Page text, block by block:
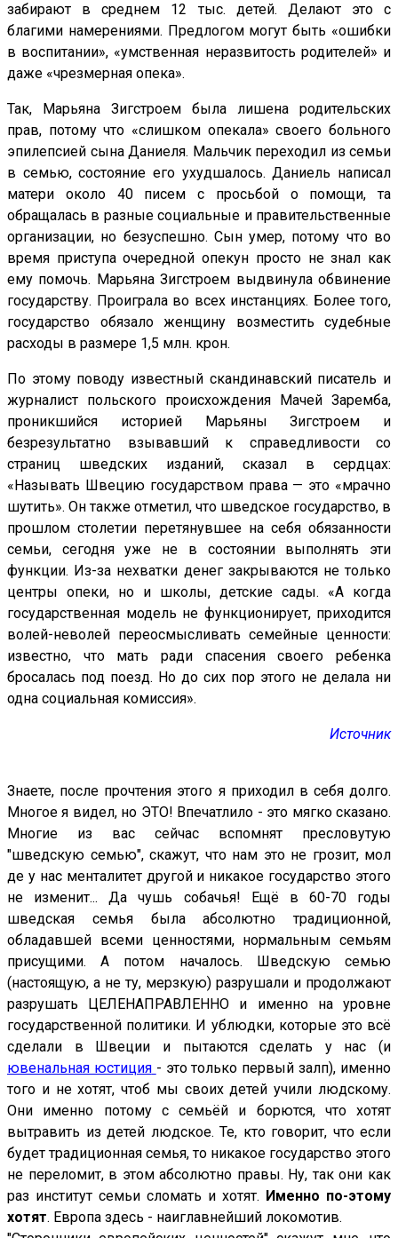
забирают в среднем 12 тыс. детей. Делают это с
благими намерениями. Предлогом могут быть «ошибки
в воспитании», «умственная неразвитость родителей» и
даже «чрезмерная опека».
Так, Марьяна Зигстроем была лишена родительских
прав, потому что «слишком опекала» своего больного
эпилепсией сына Даниеля. Мальчик переходил из семьи
в семью, состояние его ухудшалось. Даниель написал
матери около 40 писем с просьбой о помощи, та
обращалась в разные социальные и правительственные
организации, но безуспешно. Сын умер, потому что во
время приступа очередной опекун просто не знал как
ему помочь. Марьяна Зигстроем выдвинула обвинение
государству. Проиграла во всех инстанциях. Более того,
государство обязало женщину возместить судебные
расходы в размере 1,5 млн. крон.
По этому поводу известный скандинавский писатель и
журналист польского происхождения Мачей Заремба,
проникшийся историей Марьяны Зигстроем и
безрезультатно взывавший к справедливости со
страниц шведских изданий, сказал в сердцах:
«Называть Швецию государством права — это «мрачно
шутить». Он также отметил, что шведское государство, в
прошлом столетии перетянувшее на себя обязанности
семьи, сегодня уже не в состоянии выполнять эти
функции. Из-за нехватки денег закрываются не только
центры опеки, но и школы, детские сады. «А когда
государственная модель не функционирует, приходится
волей-неволей переосмысливать семейные ценности:
известно, что мать ради спасения своего ребенка
бросалась под поезд. Но до сих пор этого не делала ни
одна социальная комиссия».
Источник
Знаете, после прочтения этого я приходил в себя долго.
Многое я видел, но ЭТО! Впечатлило - это мягко сказано.
Многие из вас сейчас вспомнят пресловутую
"шведскую семью", скажут, что нам это не грозит, мол
де у нас менталитет другой и никакое государство этого
не изменит... Да чушь собачья! Ещё в 60-70 годы
шведская семья была абсолютно традиционной,
обладавшей всеми ценностями, нормальным семьям
присущими. А потом началось. Шведскую семью
(настоящую, а не ту, мерзкую) разрушали и продолжают
разрушать ЦЕЛЕНАПРАВЛЕННО и именно на уровне
государственной политики. И ублюдки, которые это всё
сделали в Швеции и пытаются сделать у нас (и
ювенальная юстиция - это только первый залп), именно
того и не хотят, чтоб мы своих детей учили людскому.
Они именно потому с семьёй и борются, что хотят
вытравить из детей людское. Те, кто говорит, что если
будет традиционная семья, то никакое государство этого
не переломит, в этом абсолютно правы. Ну, так они как
раз институт семьи сломать и хотят. Именно по-этому
хотят. Европа здесь - наиглавнейший локомотив.